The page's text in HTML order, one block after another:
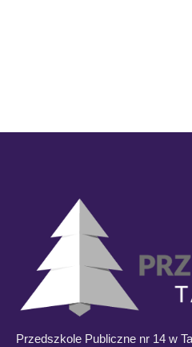
Przedszkole Publiczne nr 14 w